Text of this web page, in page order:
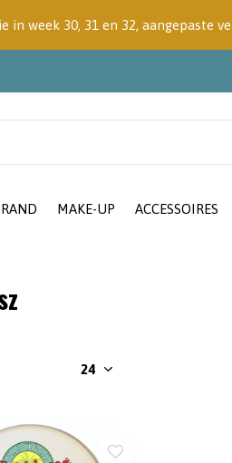
MAKE-UP ACCESSOIRES
in week 30, 31 en 32, aangepaste